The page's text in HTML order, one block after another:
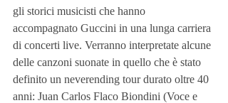
gli storici musicisti che hanno
accompagnato Guccini in una lunga carriera
di concerti live. Verranno interpretate alcune
delle canzoni suonate in quello che è stato
definito un neverending tour durato oltre 40
anni: Juan Carlos Flaco Biondini (Voce e